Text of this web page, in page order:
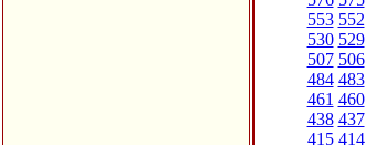
553 552
530 529
507 506
484 483
461 460
438 437
415 414